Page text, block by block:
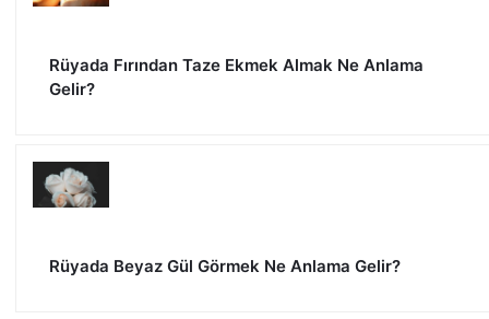
Rüyada Fırından Taze Ekmek Almak Ne Anlama
Gelir?
Rüyada Beyaz Gül Görmek Ne Anlama Gelir?